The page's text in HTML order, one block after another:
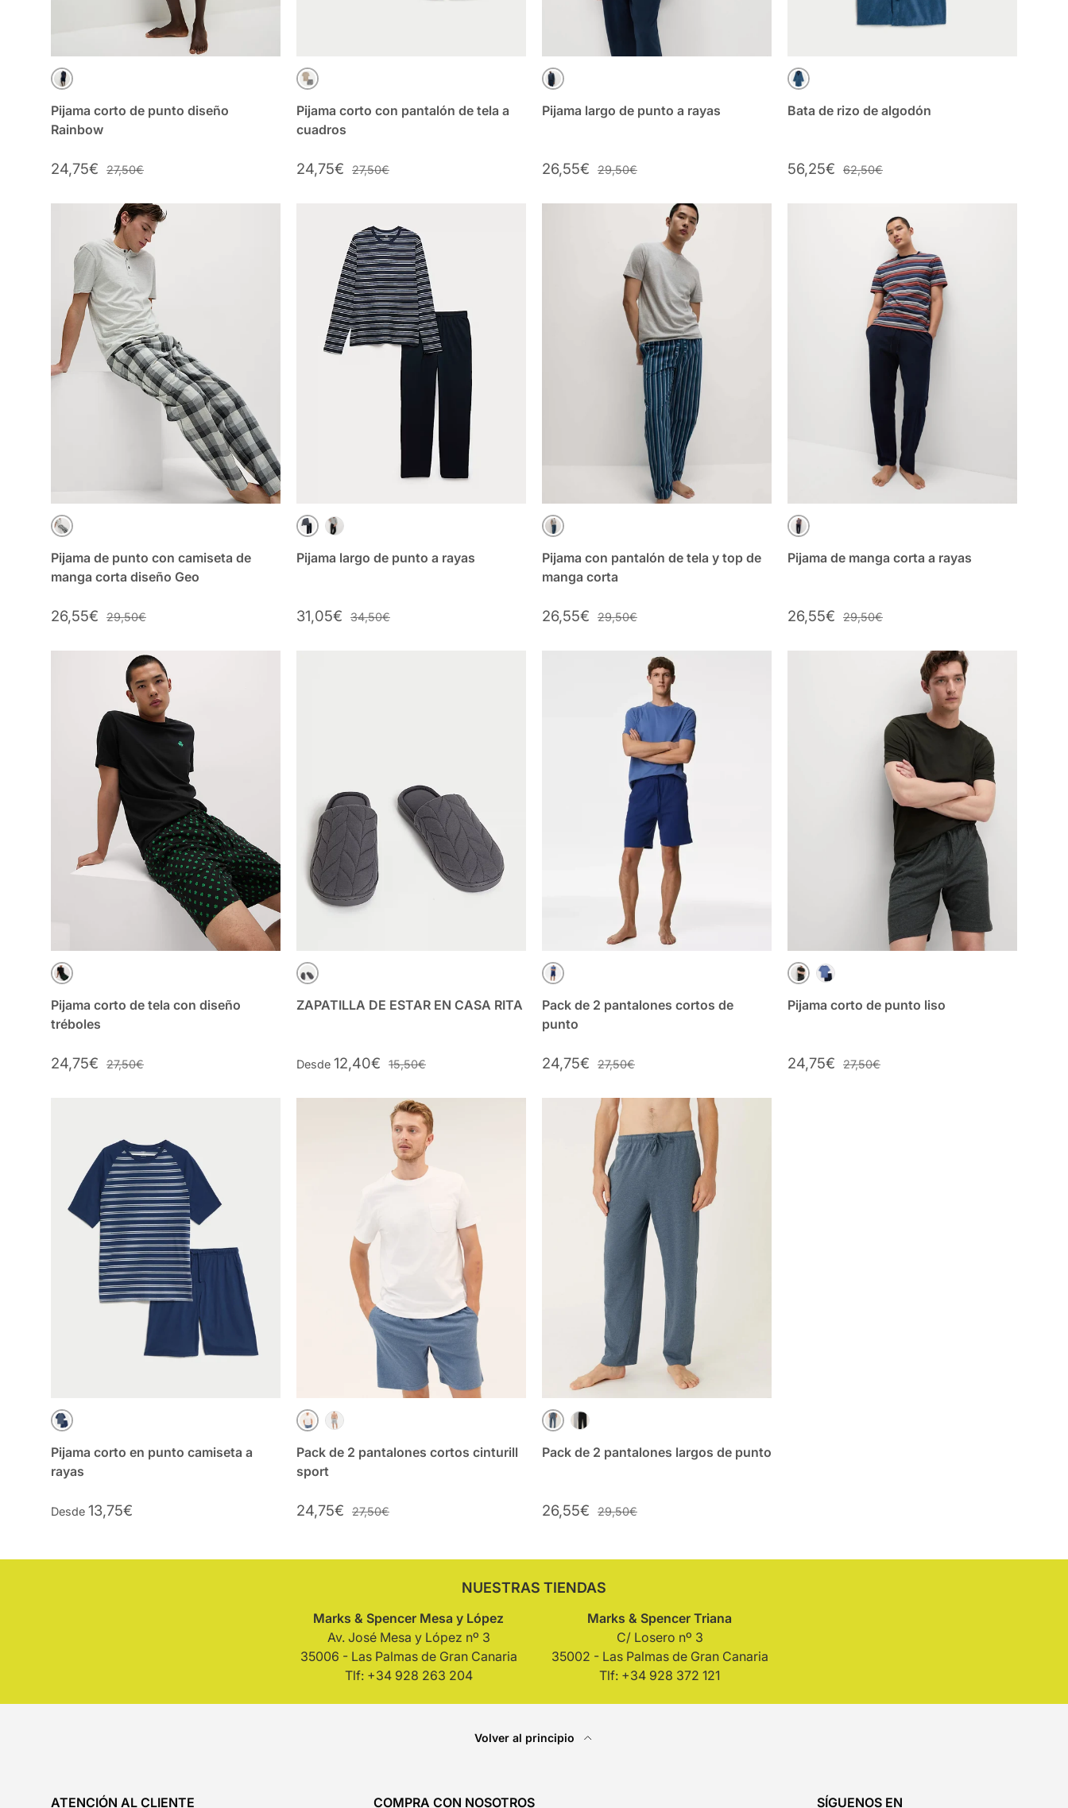
AZUL MARINO MIX
Pijama corto de punto diseño
Rainbow
24,75€ 27,50€
NEUTRAL
Pijama corto con pantalón de tela a
cuadros
24,75€ 27,50€
AZUL MARINO MIX
Pijama largo de punto a rayas
26,55€ 29,50€
AZUL MIX
Bata de rizo de algodón
56,25€ 62,50€
ARENA MIX
Pijama de punto con camiseta de
manga corta diseño Geo
26,55€ 29,50€
AZUL MARINO MIX
Pijama largo de punto a rayas
31,05€ 34,50€
GRIS MIX
Pijama con pantalón de tela y top de
manga corta
26,55€ 29,50€
AZUL MARINO MIX
Pijama de manga corta a rayas
26,55€ 29,50€
Pijama corto de tela con diseño
tréboles
24,75€ 27,50€
ZAPATILLA DE ESTAR EN CASA RITA
Desde 12,40€ 15,50€
Pack de 2 pantalones cortos de
punto
24,75€ 27,50€
Pijama corto de punto liso
24,75€ 27,50€
Pijama corto en punto camiseta a
rayas
Desde 13,75€
Pack de 2 pantalones cortos cinturill
sport
24,75€ 27,50€
Pack de 2 pantalones largos de punto
26,55€ 29,50€
NUESTRAS TIENDAS
Marks & Spencer Mesa y López
Av. José Mesa y López nº 3
35006 - Las Palmas de Gran Canaria
Tlf: +34 928 263 204
Marks & Spencer Triana
C/ Losero nº 3
35002 - Las Palmas de Gran Canaria
Tlf: +34 928 372 121
Volver al principio
ATENCIÓN AL CLIENTE COMPRA CON NOSOTROS SÍGUENOS EN